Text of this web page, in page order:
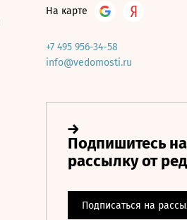
На карте
+7 495 956-34-58
info@vedomosti.ru